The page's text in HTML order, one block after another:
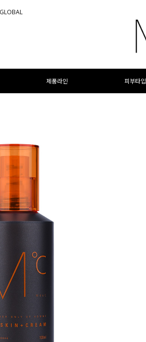
GLOBAL
제품라인 피부타입